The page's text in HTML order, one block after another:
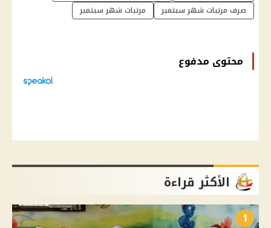
صرف مرتبات شهر سبتمبر
مرتبات شهر سبتمبر
محتوى مدفوع
الأكثر قراءة
1